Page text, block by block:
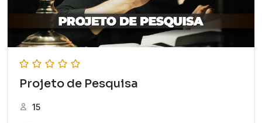
Projeto de Pesquisa
15